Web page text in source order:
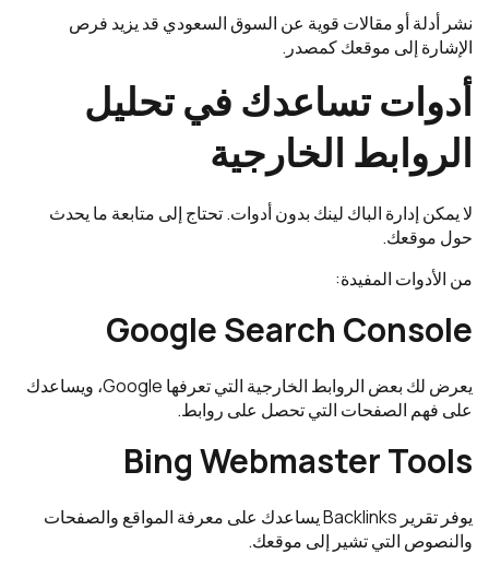
نشر أدلة أو مقالات قوية عن السوق السعودي قد يزيد فرص
الإشارة إلى موقعك كمصدر.
أدوات تساعدك في تحليل
الروابط الخارجية
لا يمكن إدارة الباك لينك بدون أدوات. تحتاج إلى متابعة ما يحدث
حول موقعك.
من الأدوات المفيدة:
Google Search Console
يعرض لك بعض الروابط الخارجية التي تعرفها Google، ويساعدك
على فهم الصفحات التي تحصل على روابط.
Bing Webmaster Tools
يوفر تقرير Backlinks يساعدك على معرفة المواقع والصفحات
والنصوص التي تشير إلى موقعك.